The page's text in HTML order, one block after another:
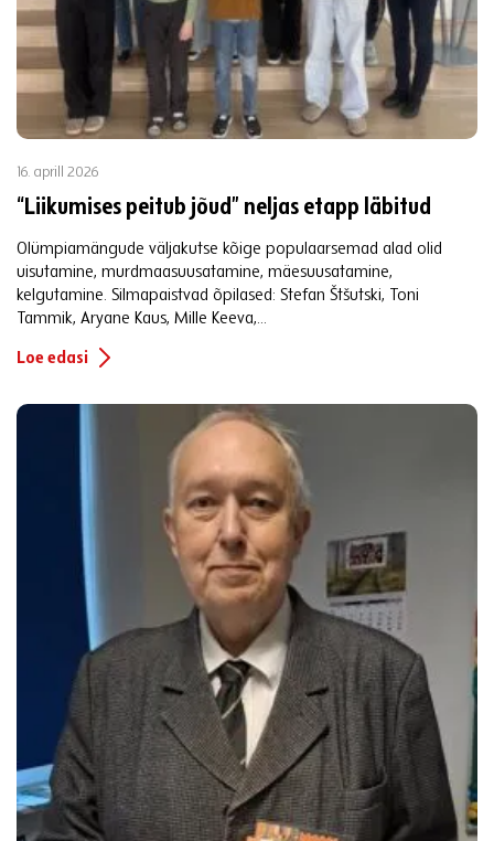
16. aprill 2026
“Liikumises peitub jõud” neljas etapp läbitud
Olümpiamängude väljakutse kõige populaarsemad alad olid
uisutamine, murdmaasuusatamine, mäesuusatamine,
kelgutamine. Silmapaistvad õpilased: Stefan Štšutski, Toni
Tammik, Aryane Kaus, Mille Keeva,...
Loe edasi